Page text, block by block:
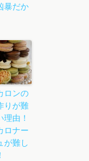
暴だか
ロンの
りが難
理由！
ロナー
が難し